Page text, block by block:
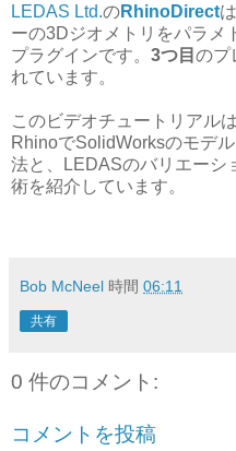
LEDAS Ltd.のRhinoDirect
ーの3Dジオメトリをパラメ
プラグインです。 3つ目 のプ
れています。
このビデオチュートリアル
RhinoでSolidWorksのモデ
法と、LEDASのバリエーシ
術を紹介しています。
Bob McNeel 時間 06:11
共有
0 件のコメント:
コメントを投稿